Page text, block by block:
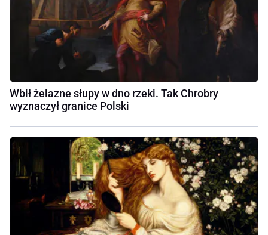
Wbił żelazne słupy w dno rzeki. Tak Chrobry
wyznaczył granice Polski